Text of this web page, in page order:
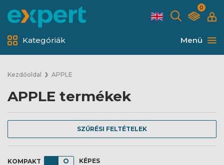
0
Menü
Kategóriák
Kezdőoldal APPLE
APPLE termékek
SZŰRÉSI FELTÉTELEK
KÉPES